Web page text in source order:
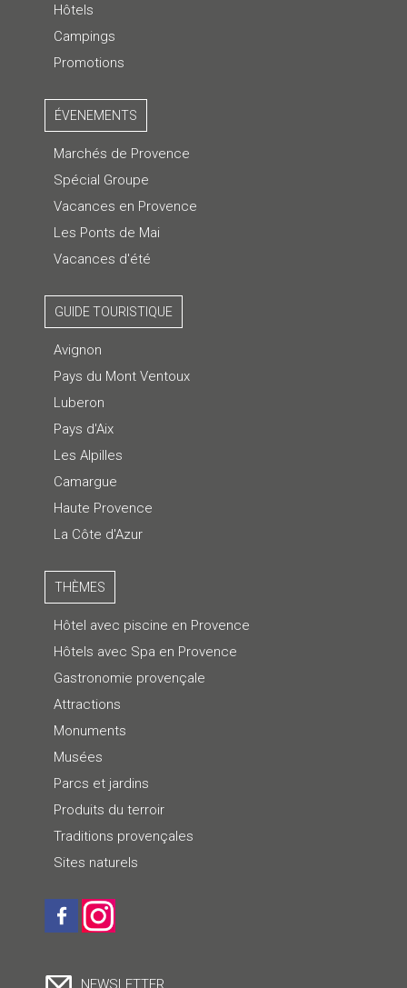
Hôtels
Campings
Promotions
ÉVENEMENTS
Marchés de Provence
Spécial Groupe
Vacances en Provence
Les Ponts de Mai
Vacances d'été
GUIDE TOURISTIQUE
Avignon
Pays du Mont Ventoux
Luberon
Pays d'Aix
Les Alpilles
Camargue
Haute Provence
La Côte d'Azur
THÈMES
Hôtel avec piscine en Provence
Hôtels avec Spa en Provence
Gastronomie provençale
Attractions
Monuments
Musées
Parcs et jardins
Produits du terroir
Traditions provençales
Sites naturels
NEWSLETTER